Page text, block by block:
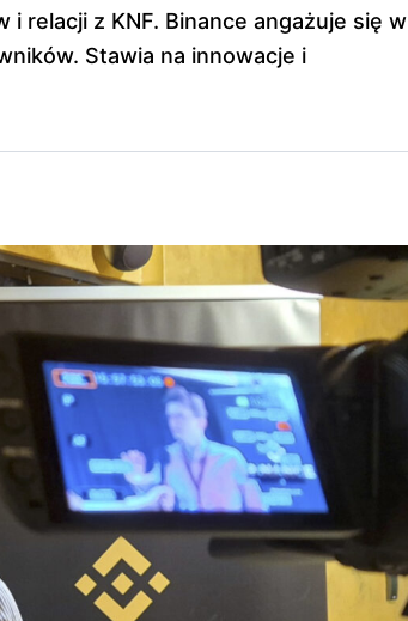
relacji z KNF. Binance angażuje się w
Stawia na innowacje i